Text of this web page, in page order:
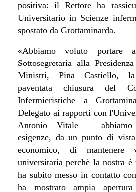
positiva: il Rettore ha
Universitario in Scienze
spostato da Grottaminarda.
«Abbiamo voluto portare
Sottosegretaria alla
Ministri, Pina Castiello,
paventata chiusura del
Infermieristiche a
Delegato ai rapporti con
Antonio Vitale – abbiamo
esigenze, da un punto di
economico, di mantenere
universitaria perchè la nostra è
ha subito messo in contatto
ha mostrato ampia